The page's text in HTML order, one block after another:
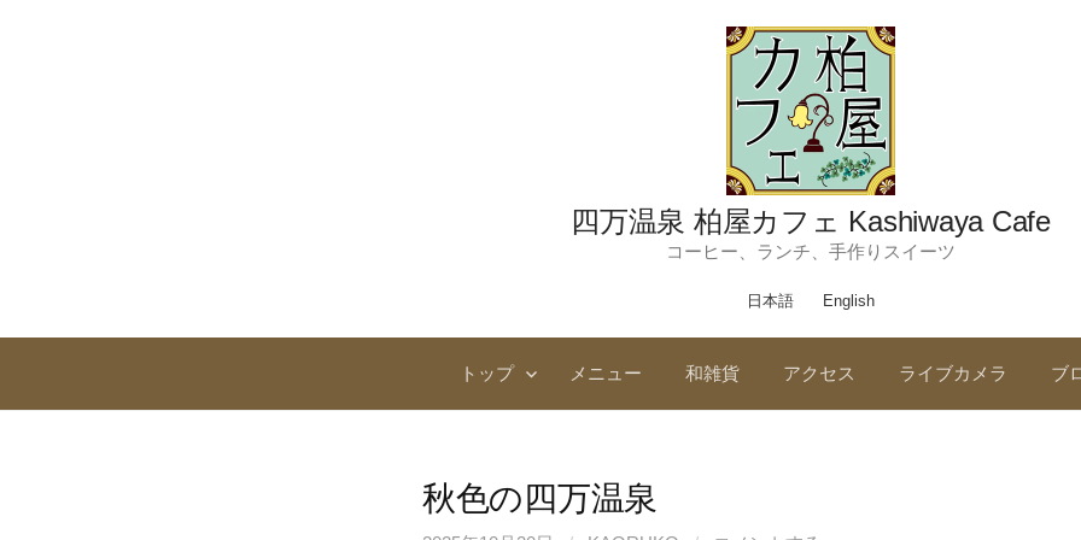
四万温泉 柏屋カフェ Kashiwaya Cafe
コーヒー、ランチ、手作りスイーツ
日本語 English
トップ メニュー 和雑貨 アクセス ライブカメラ ブ
秋色の四万温泉